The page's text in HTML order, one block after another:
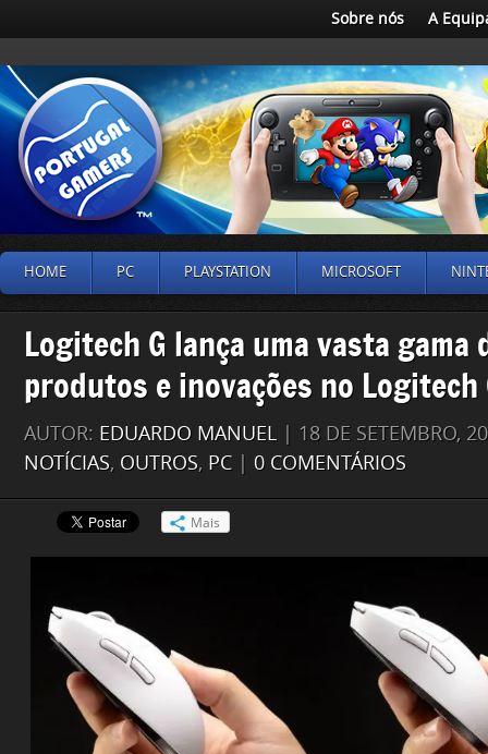
Sobre nós A
HOME PC PLAYSTATION MICROSOFT
Logitech G lança uma vasta gama
produtos e inovações no Logitech
AUTOR: EDUARDO MANUEL | 18 DE SETEMBRO,
NOTÍCIAS, OUTROS, PC 0 COMENTÁRIOS
Mais